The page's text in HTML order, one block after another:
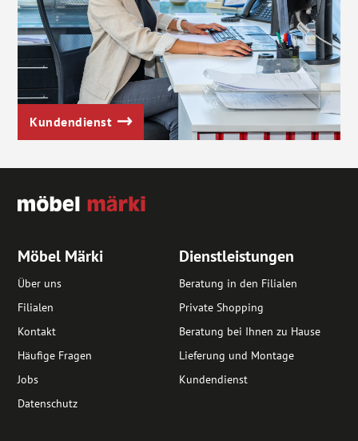
Kundendienst
Möbel Märki
Über uns
Filialen
Kontakt
Häufige Fragen
Jobs
Datenschutz
Dienstleistungen
Beratung in den Filialen
Private Shopping
Beratung bei Ihnen zu Hause
Lieferung und Montage
Kundendienst